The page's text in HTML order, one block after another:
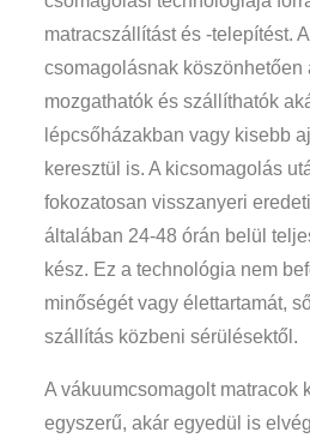
matracszállítást és -telepítést.
csomagolásnak köszönhetően
mozgathatók és szállíthatók
lépcsőházakban vagy kisebb
keresztül is. A kicsomagolás
fokozatosan visszanyeri
általában 24-48 órán belül
kész. Ez a technológia nem
minőségét vagy élettartamát,
szállítás közbeni sérülésektől.
A vákuumcsomagolt matracok
egyszerű, akár egyedül is